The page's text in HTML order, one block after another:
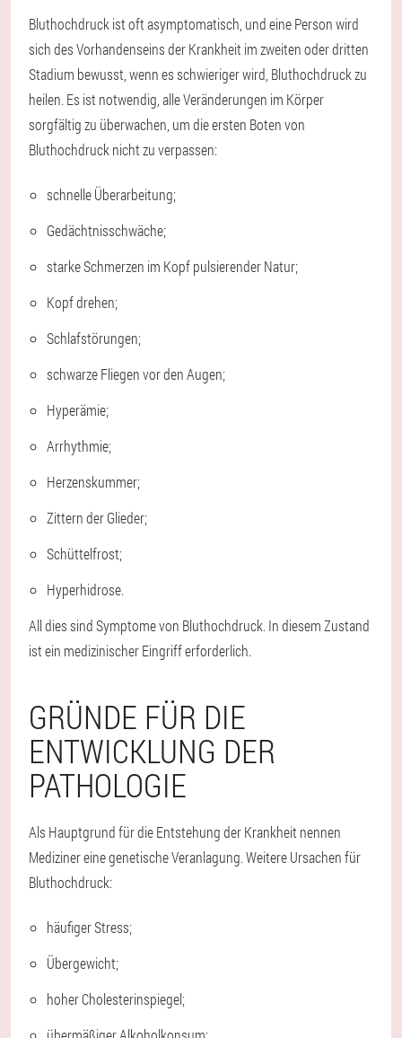
Bluthochdruck ist oft asymptomatisch, und eine Person wird
sich des Vorhandenseins der Krankheit im zweiten oder dritten
Stadium bewusst, wenn es schwieriger wird, Bluthochdruck zu
heilen. Es ist notwendig, alle Veränderungen im Körper
sorgfältig zu überwachen, um die ersten Boten von
Bluthochdruck nicht zu verpassen:
schnelle Überarbeitung;
Gedächtnisschwäche;
starke Schmerzen im Kopf pulsierender Natur;
Kopf drehen;
Schlafstörungen;
schwarze Fliegen vor den Augen;
Hyperämie;
Arrhythmie;
Herzenskummer;
Zittern der Glieder;
Schüttelfrost;
Hyperhidrose.
All dies sind Symptome von Bluthochdruck. In diesem Zustand
ist ein medizinischer Eingriff erforderlich.
GRÜNDE FÜR DIE
ENTWICKLUNG DER
PATHOLOGIE
Als Hauptgrund für die Entstehung der Krankheit nennen
Mediziner eine genetische Veranlagung. Weitere Ursachen für
Bluthochdruck:
häufiger Stress;
Übergewicht;
hoher Cholesterinspiegel;